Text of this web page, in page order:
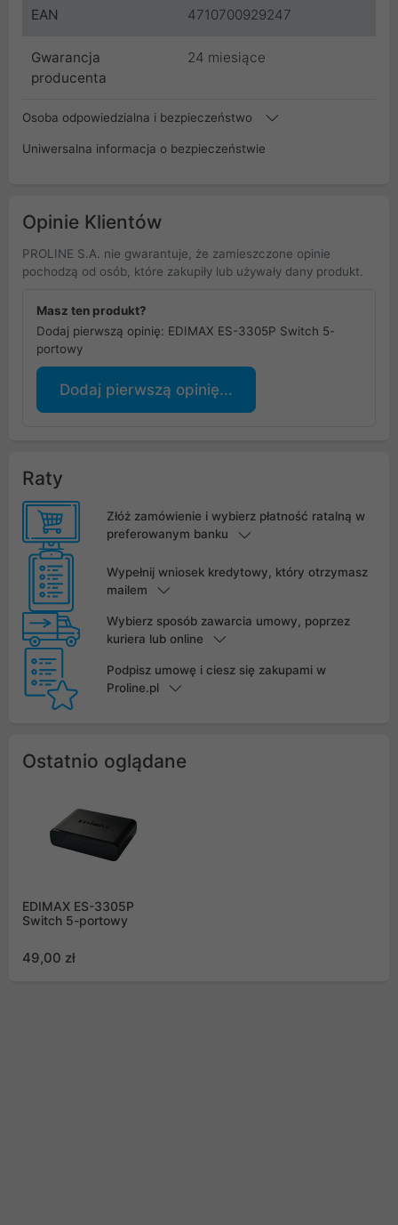
EAN 4710700929247
Gwarancja
producenta
24 miesiące
Osoba odpowiedzialna i bezpieczeństwo
Uniwersalna informacja o bezpieczeństwie
Opinie Klientów
PROLINE S.A. nie gwarantuje, że zamieszczone opinie
pochodzą od osób, które zakupiły lub używały dany produkt.
Masz ten produkt?
Dodaj pierwszą opinię: EDIMAX ES-3305P Switch 5-
portowy
Dodaj pierwszą opinię...
Raty
Złóż zamówienie i wybierz płatność ratalną w
preferowanym banku
Wypełnij wniosek kredytowy, który otrzymasz
mailem
Wybierz sposób zawarcia umowy, poprzez
kuriera lub online
Podpisz umowę i ciesz się zakupami w
Proline.pl
Ostatnio oglądane
EDIMAX ES-3305P
Switch 5-portowy
49,00 zł